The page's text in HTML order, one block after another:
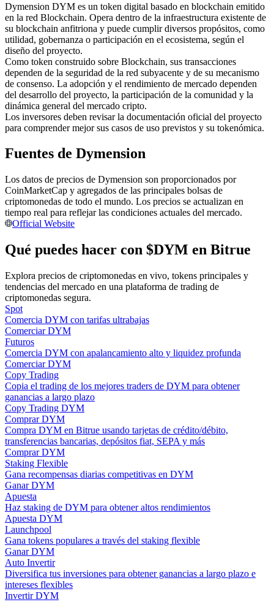
Copiar Trading
Únete a los mejores traders
Conviértete en un Trader de Copia
Disfruta del reparto de beneficios y comisiones de copy trading
Información
Análisis de big data que incluye información comercial, etc.
Guía
Guía de inicio de futuros
Estrategias comerciales
Dymension DYM es un token digital basado en blockchain emitido
en la red Blockchain. Opera dentro de la infraestructura existente de
su blockchain anfitriona y puede cumplir diversos propósitos, como
utilidad, gobernanza o participación en el ecosistema, según el
diseño del proyecto.
Como token construido sobre Blockchain, sus transacciones
dependen de la seguridad de la red subyacente y de su mecanismo
de consenso. La adopción y el rendimiento de mercado dependen
del desarrollo del proyecto, la participación de la comunidad y la
dinámica general del mercado cripto.
Los inversores deben revisar la documentación oficial del proyecto
para comprender mejor sus casos de uso previstos y su tokenómica.
Fuentes de Dymension
Los datos de precios de Dymension son proporcionados por
CoinMarketCap y agregados de las principales bolsas de
criptomonedas de todo el mundo. Los precios se actualizan en
tiempo real para reflejar las condiciones actuales del mercado.
Official Website
Qué puedes hacer con $DYM en Bitrue
Explora precios de criptomonedas en vivo, tokens principales y
tendencias del mercado en una plataforma de trading de
criptomonedas segura.
Spot
Comercia DYM con tarifas ultrabajas
Comerciar DYM
Futuros
Comercia DYM con apalancamiento alto y liquidez profunda
Comerciar DYM
Copy Trading
Copia el trading de los mejores traders de DYM para obtener
ganancias a largo plazo
Copy Trading DYM
Comprar DYM
Compra DYM en Bitrue usando tarjetas de crédito/débito,
transferencias bancarias, depósitos fiat, SEPA y más
Comprar DYM
Staking Flexible
Gana recompensas diarias competitivas en DYM
Ganar DYM
Apuesta
Haz staking de DYM para obtener altos rendimientos
Apuesta DYM
Launchpool
Gana tokens populares a través del staking flexible
Ganar DYM
Auto Invertir
Diversifica tus inversiones para obtener ganancias a largo plazo e
intereses flexibles
Invertir DYM